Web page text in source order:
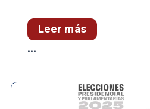
Leer más
...